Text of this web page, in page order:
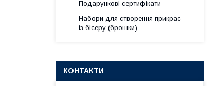
Подарункові сертифікати
Набори для створення прикрас
із бісеру (брошки)
КОНТАКТИ